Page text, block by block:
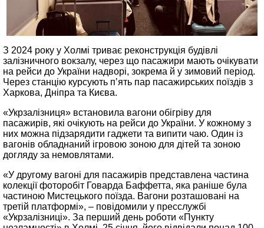
З 2024 року у Холмі триває реконструкція будівлі
залізничного вокзалу, через що пасажири мають очікувати
на рейси до України надворі, зокрема й у зимовий період.
Через станцію курсують пʼять пар пасажирських поїздів з
Харкова, Дніпра та Києва.
«Укрзалізниця» встановила вагони обігріву для
пасажирів, які очікують на рейси до України. У кожному з
них можна підзарядити гаджети та випити чаю. Один із
вагонів обладнаний ігровою зоною для дітей та зоною
догляду за немовлятами.
«У другому вагоні для пасажирів представлена частина
колекції фоторобіт Говарда Баффетта, яка раніше була
частиною Мистецького поїзда. Вагони розташовані на
третій платформі», – повідомили у пресслужбі
«Укрзалізниці». За перший день роботи «Пункту